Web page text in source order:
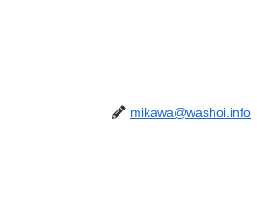
mikawa@washoi.info